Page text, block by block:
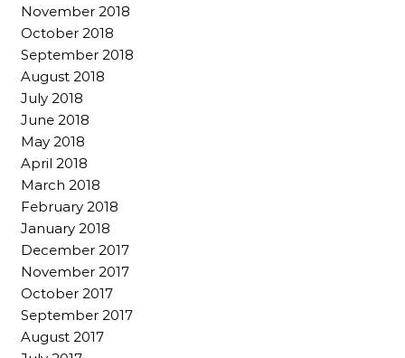
November 2018
October 2018
September 2018
August 2018
July 2018
June 2018
May 2018
April 2018
March 2018
February 2018
January 2018
December 2017
November 2017
October 2017
September 2017
August 2017